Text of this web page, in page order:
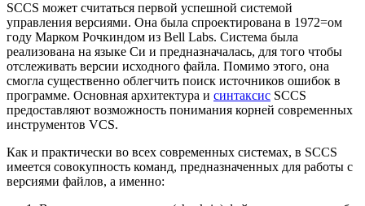
SCCS может считаться первой успешной системой
управления версиями. Она была спроектирована в 1972=ом
году Марком Рочкиндом из Bell Labs. Система была
реализована на языке Cи и предназначалась, для того чтобы
отслеживать версии исходного файла. Помимо этого, она
смогла существенно облегчить поиск источников ошибок в
программе. Основная архитектура и синтаксис SCCS
предоставляют возможность понимания корней современных
инструментов VCS.
Как и практически во всех современных системах, в SCCS
имеется совокупность команд, предназначенных для работы с
версиями файлов, а именно: